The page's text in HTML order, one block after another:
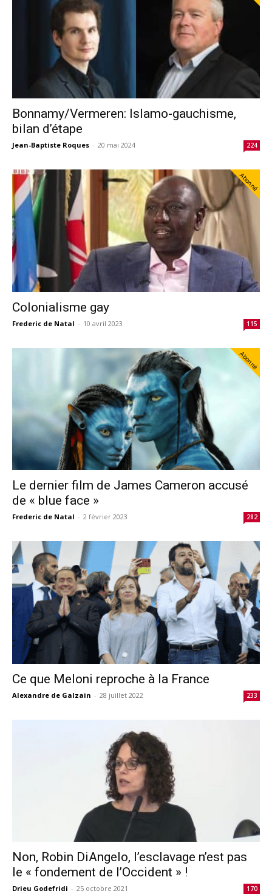
Bonnamy/Vermeren: Islamo-gauchisme,
bilan d’étape
Jean-Baptiste Roques - 20 mai 2024 224
Abonné
Colonialisme gay
Frederic de Natal - 10 avril 2023 115
Abonné
Le dernier film de James Cameron accusé
de « blue face »
Frederic de Natal - 2 février 2023 282
Ce que Meloni reproche à la France
Alexandre de Galzain - 28 juillet 2022 233
Non, Robin DiAngelo, l’esclavage n’est pas
le « fondement de l’Occident » !
Drieu Godefridi - 25 octobre 2021 170